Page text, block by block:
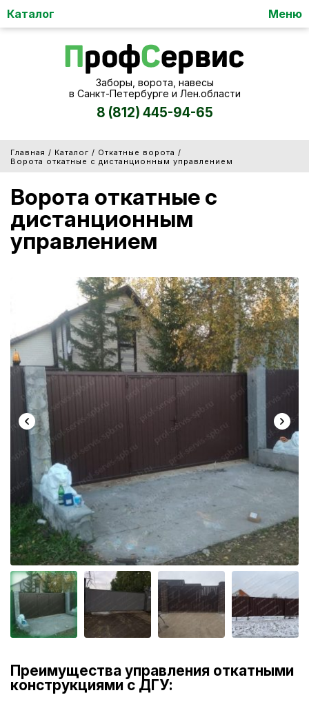
Заборы, ворота, навесы
в Санкт-Петербурге и Лен.области
8 (812) 445-94-65
Каталог Меню
Главная / Каталог / Откатные ворота /
Ворота откатные с дистанционным управлением
Ворота откатные с
дистанционным
управлением
Преимущества управления откатными
конструкциями с ДГУ: